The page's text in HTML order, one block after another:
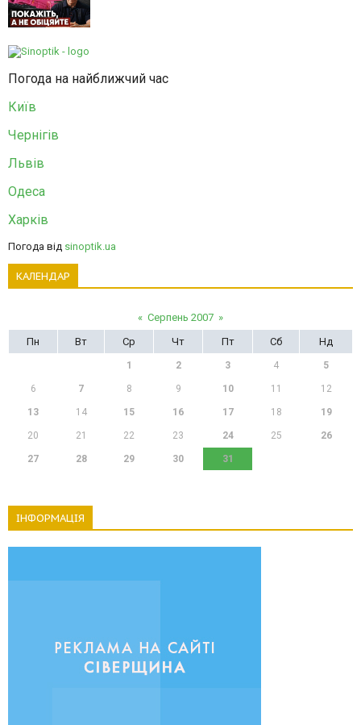
Погода на найближчий час
Київ
Чернігів
Львів
Одеса
Харків
Погода від sinoptik.ua
КАЛЕНДАР
« Серпень 2007 »
Пн
Вт Ср Чт Пт Сб Нд
1 2 3 4 5
6 7 8 9 10 11 12
13 14 15 16 17 18 19
20 21 22 23 24 25 26
27 28 29 30 31
ІНФОРМАЦІЯ